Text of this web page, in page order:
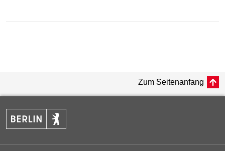
Zum Seitenanfang